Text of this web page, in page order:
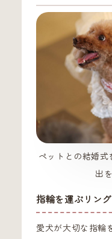
ペットとの結婚
出
指輪を運ぶリン
愛犬が大切な指輪